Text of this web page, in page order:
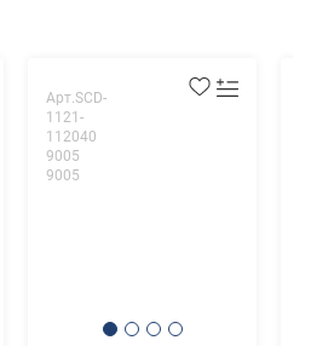
Арт.SCD-
1121-
112040
9005
9005